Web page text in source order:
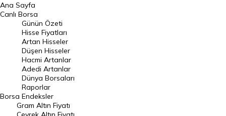
BIST 100 Hisseleri
En Çok Artan Hisseler
En Çok Düşen Hisseler
Hacmi Artanlar
Geçmiş Kapanışlar
Dünya Borsaları
Raporlar
Ana Sayfa
Canlı Borsa
Borsa
Günün Özeti
Hisse Fiyatları
Artan Hisseler
Düşen Hisseler
Hacmi Artanlar
Adedi Artanlar
Dünya Borsaları
Raporlar
Endeksler
Gram Altın Fiyatı